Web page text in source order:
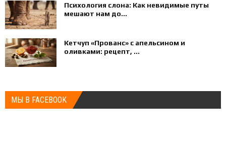
Психология слона: Как невидимые путы
мешают нам до...
Кетчуп «Прованс» с апельсином и
оливками: рецепт, ...
МЫ В FACEBOOK